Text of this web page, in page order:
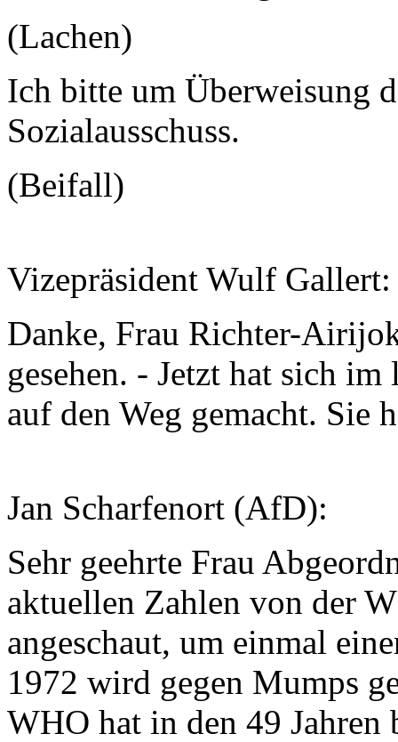
(Lachen)
Ich bitte um Überweisung
Sozialausschuss.
(Beifall)
Vizepräsident Wulf Gallert:
Danke, Frau Richter-
gesehen. - Jetzt hat sich
auf den Weg gemacht. Sie
Jan Scharfenort (AfD):
Sehr geehrte Frau
aktuellen Zahlen von der
angeschaut, um einmal
1972 wird gegen Mumps
WHO hat in den 49